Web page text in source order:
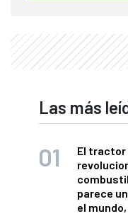
Las más
El tractor
parece
el